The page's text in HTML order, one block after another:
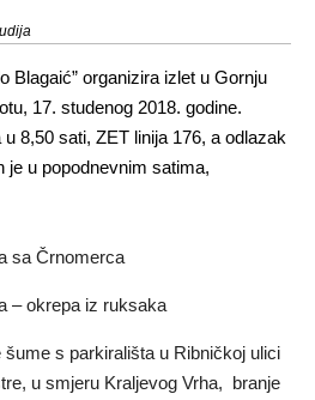
Blagaić” organizira izlet u Gornju
17. studenog 2018. godine.
8,50 sati, ZET linija 176, a odlazak
je u popodnevnim satima,
sa Črnomerca
– okrepa iz ruksaka
s parkirališta u Ribničkoj ulici
u smjeru Kraljevog Vrha, branje